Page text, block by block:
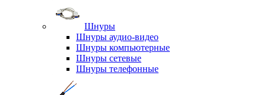
Шнуры
Шнуры аудио-видео
Шнуры компьютерные
Шнуры сетевые
Шнуры телефонные